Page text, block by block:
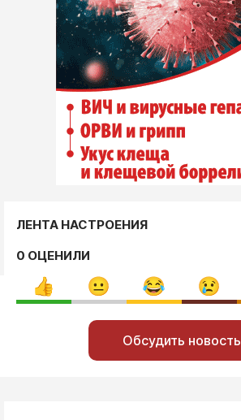
ЛЕНТА НАСТРОЕНИЯ
0 ОЦЕНИЛИ
Обсудить новость